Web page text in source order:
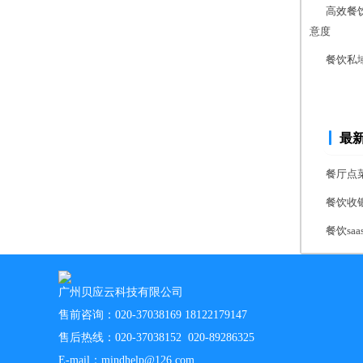
高效餐
意度
餐饮私
最
餐厅点
餐饮收
餐饮
广州贝应云科技有限公司
售前咨询：020-37038169 18122179147
售后热线：020-37038152 020-89286325
E-mail：mindhelp@126.com